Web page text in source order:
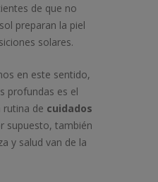
de que no
preparan la piel
solares.
en este sentido,
profundas es el
rutina de cuidados
supuesto, también
y salud van de la